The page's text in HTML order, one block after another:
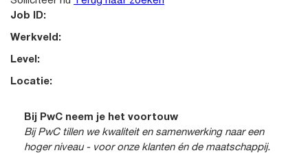
Job ID:
Werkveld:
Level:
Locatie:
Bij PwC neem je het voortouw
Bij PwC tillen we kwaliteit en samenwerking naar een
hoger niveau - voor onze klanten én de maatschappij.